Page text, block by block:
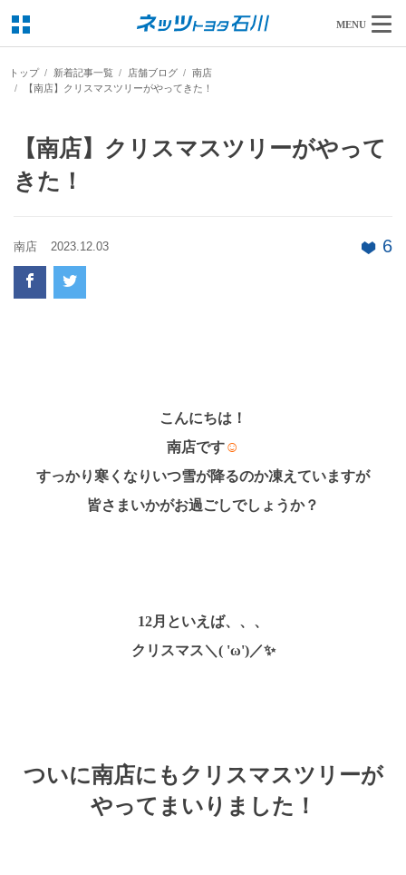
MENU
トップ 新着記事一覧 店舗ブログ
南店
【南店】クリスマスツリーがやってきた！
【南店】クリスマスツリーがやって
きた！
南店 2023.12.03 6
こんにちは！
南店です☺
すっかり寒くなりいつ雪が降るのか凍えていますが
皆さまいかがお過ごしでしょうか？
12月といえば、、、
クリスマス＼( 'ω')／✨
ついに南店にもクリスマスツリーが
やってまいりました！